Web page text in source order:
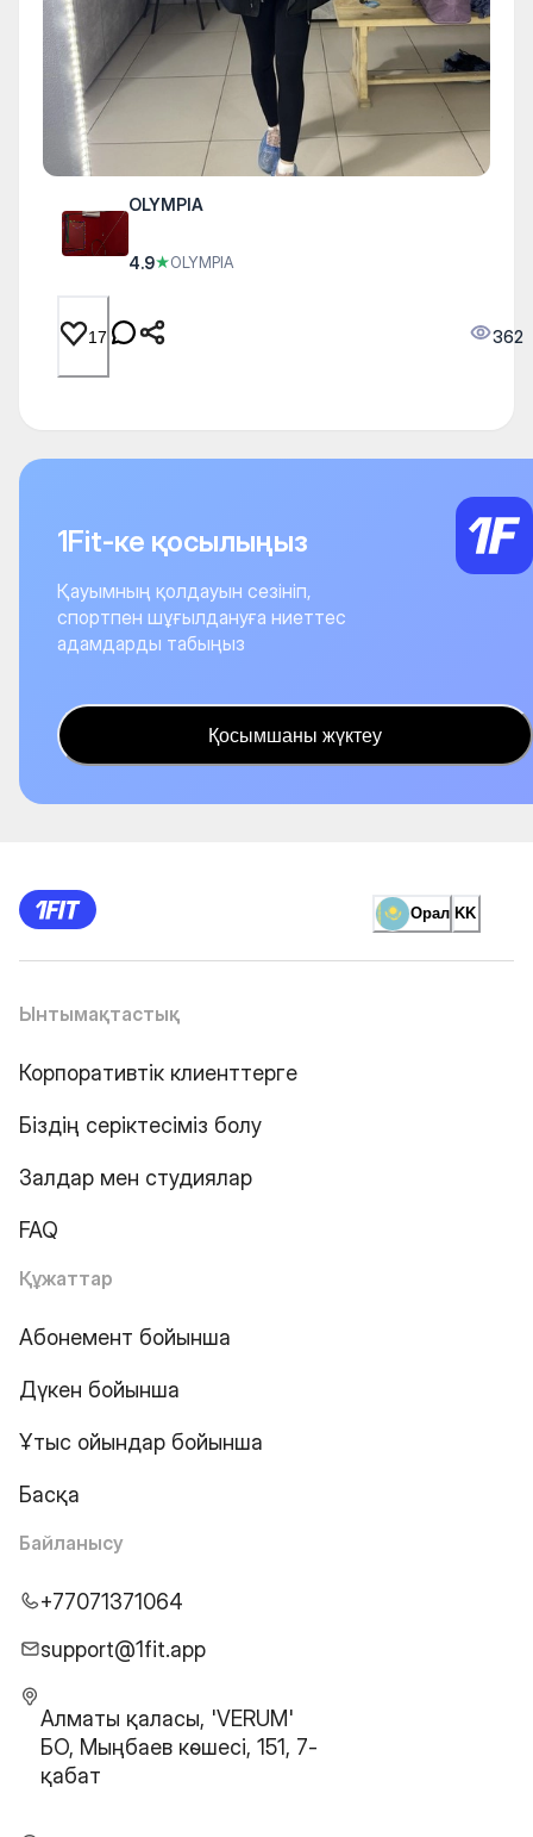
OLYMPIA
4.9★OLYMPIA
17 362
1Fit-ке қосылыңыз
Қауымның қолдауын сезініп,
спортпен шұғылдануға ниеттес
адамдарды табыңыз
Қосымшаны жүктеу
Орал KK
Ынтымақтастық
Корпоративтік клиенттерге
Біздің серіктесіміз болу
Залдар мен студиялар
FAQ
Құжаттар
Абонемент бойынша
Дүкен бойынша
Ұтыс ойындар бойынша
Басқа
Байланысу
+77071371064
support@1fit.app
Алматы қаласы, 'VERUM'
БО, Мыңбаев көшесі, 151, 7-
қабат